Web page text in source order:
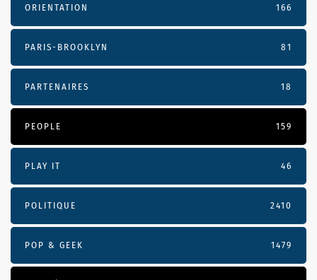
ORIENTATION 166
PARIS-BROOKLYN 81
PARTENAIRES 18
PEOPLE 159
PLAY IT 46
POLITIQUE 2410
POP & GEEK 1479